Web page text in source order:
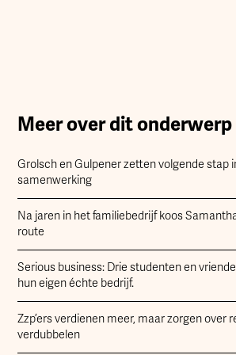
Meer over dit onderwerp
Grolsch en Gulpener zetten volgende stap
samenwerking
Na jaren in het familiebedrijf koos
route
Serious business: Drie studenten en
hun eigen échte bedrijf.
Zzp’ers verdienen meer, maar zorgen over
verdubbelen